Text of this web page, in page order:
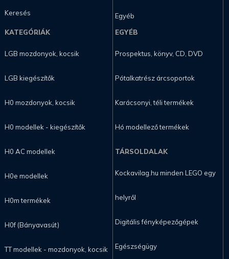
Keresés
Egyéb
KATEGÓRIÁK
LGB mozdonyok, kocsik
LGB kiegészítők
H0 mozdonyok, kocsik
H0 modellek - kiegészítők
H0 AC modellek
H0e modellek
H0m termékek
H0f (Bányavasút)
TT modellek - mozdonyok, kocsik
EGYÉB
Prospektus, könyv, CD, DVD
Pótalkatrész árcsoportok
Karácsonyi, téli termékek
Hó modellező termékek
TÁRSOLDALAK
Kockavilag.hu minden LEGO egy
helyről
Digitális fényképezőgépek
Egészségügy